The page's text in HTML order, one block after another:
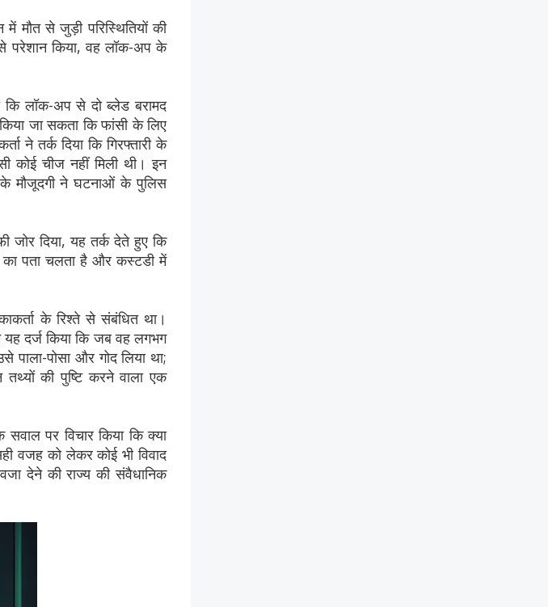
में मौत से जुड़ी परिस्थितियों की
से परेशान किया, वह लॉक-अप के
कि लॉक-अप से दो ब्लेड बरामद
जा सकता कि फांसी के लिए
ने तर्क दिया कि गिरफ्तारी के
चीज नहीं मिली थी। इन
के मौजूदगी ने घटनाओं के पुलिस
जोर दिया, यह तर्क देते हुए कि
का पता चलता है और कस्टडी में
के रिश्ते से संबंधित था।
यह दर्ज किया कि जब वह लगभग
पोसा और गोद लिया था;
की पुष्टि करने वाला एक
पर विचार किया कि क्या
वजह को लेकर कोई भी विवाद
देने की राज्य की संवैधानिक